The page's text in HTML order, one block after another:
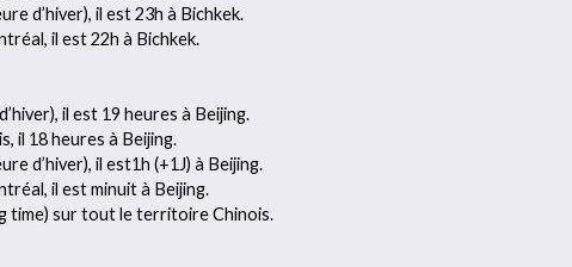
d’hiver), il est 23h à Bichkek.
il est 22h à Bichkek.
il est 19 heures à Beijing.
il 18 heures à Beijing.
d’hiver), il est1h (+1J) à Beijing.
il est minuit à Beijing.
time) sur tout le territoire Chinois.